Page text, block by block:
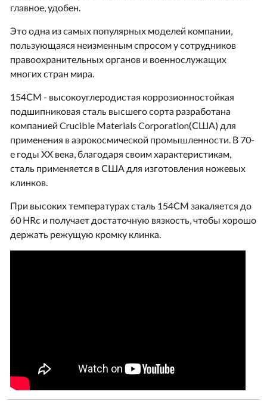
главное, удобен.
Это одна из самых популярных моделей компании,
пользующаяся неизменным спросом у сотрудников
правоохранительных органов и военнослужащих
многих стран мира.
154СМ - высокоуглеродистая коррозионностойкая
подшипниковая сталь высшего сорта разработана
компанией Crucible Materials Corporation(США) для
применения в аэрокосмической промышленности. В 70-
е годы XX века, благодаря своим характеристикам,
сталь применяется в США для изготовления ножевых
клинков.
При высоких температурах сталь 154СМ закаляется до
60 НRc и получает достаточную вязкость, чтобы хорошо
держать режущую кромку клинка.